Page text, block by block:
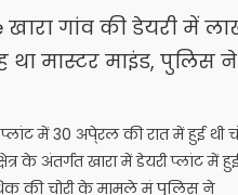
गांव की डेयरी में
था मास्टर माइंड, पुलिस ने
में 30 अपे्रल की रात में हुई थी
के अंतर्गत खारा में डेयरी प्लांट में
की चोरी के मामले मं पुलिस ने